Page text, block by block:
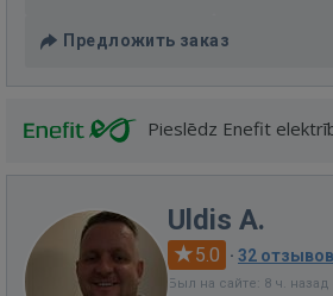
Предложить заказ
Pieslēdz Enefit
Uldis A.
5.0 · 32 отзывов
Был на сайте: 8 ч. назад